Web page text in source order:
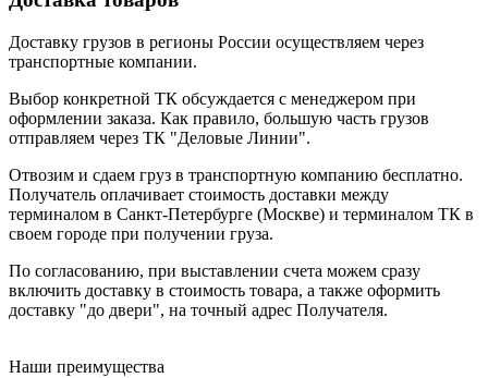
Доставку грузов в регионы России осуществляем через
транспортные компании.
Выбор конкретной ТК обсуждается с менеджером при
оформлении заказа. Как правило, большую часть грузов
отправляем через ТК "Деловые Линии".
Отвозим и сдаем груз в транспортную компанию бесплатно.
Получатель оплачивает стоимость доставки между
терминалом в Санкт-Петербурге (Москве) и терминалом ТК в
своем городе при получении груза.
По согласованию, при выставлении счета можем сразу
включить доставку в стоимость товара, а также оформить
доставку "до двери", на точный адрес Получателя.
Наши преимущества